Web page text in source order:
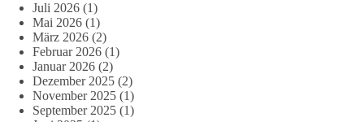
Juli 2026 (1)
Mai 2026 (1)
März 2026 (2)
Februar 2026 (1)
Januar 2026 (2)
Dezember 2025 (2)
November 2025 (1)
September 2025 (1)